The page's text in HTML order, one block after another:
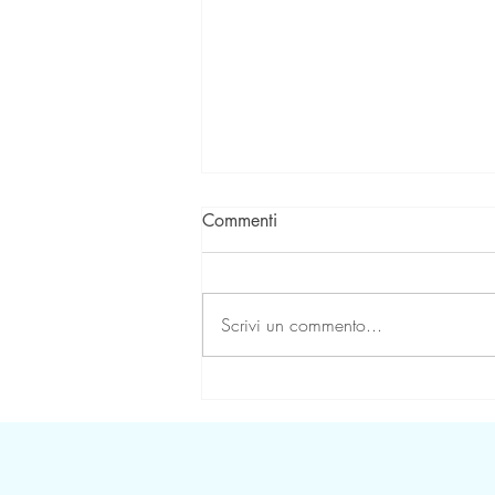
Commenti
Scrivi un commento...